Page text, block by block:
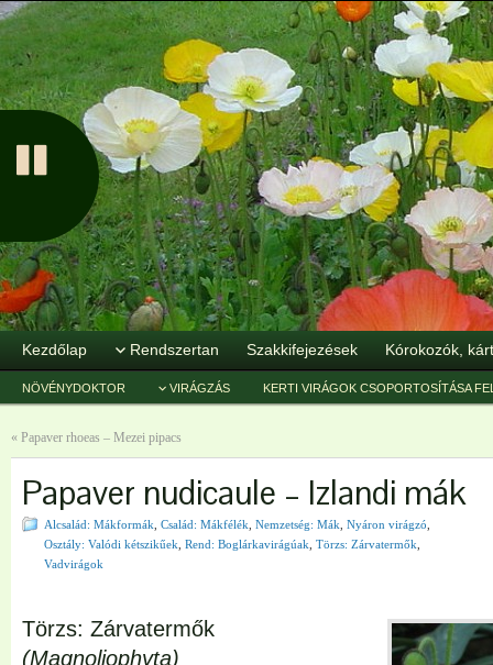
Kezdőlap Rendszertan Szakkifejezések Kórokozók,
NÖVÉNYDOKTOR VIRÁGZÁS KERTI VIRÁGOK CSOPORTOSÍTÁSA
« Papaver rhoeas – Mezei pipacs
Papaver nudicaule – Izlandi mák
Alcsalád: Mákformák Család: Mákfélék Nemzetség: Mák Nyáron virágzó
Osztály: Valódi kétszikűek Rend: Boglárkavirágúak Törzs: Zárvatermők
Vadvirágok
Törzs: Zárvatermők
(Magnoliophyta)